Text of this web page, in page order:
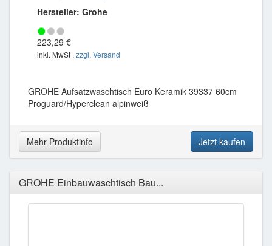
Hersteller: Grohe
223,29 €
inkl. MwSt , zzgl. Versand
GROHE Aufsatzwaschtisch Euro Keramik 39337 60cm
Proguard/Hyperclean alpinweiß
Mehr Produktinfo Jetzt kaufen
GROHE Einbauwaschtisch Bau...